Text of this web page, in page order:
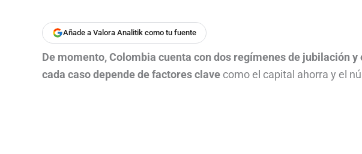
Añade a Valora Analitik como tu fuente
De momento, Colombia cuenta con dos regímenes de jubilación y
cada caso depende de factores clave como el capital ahorra y el